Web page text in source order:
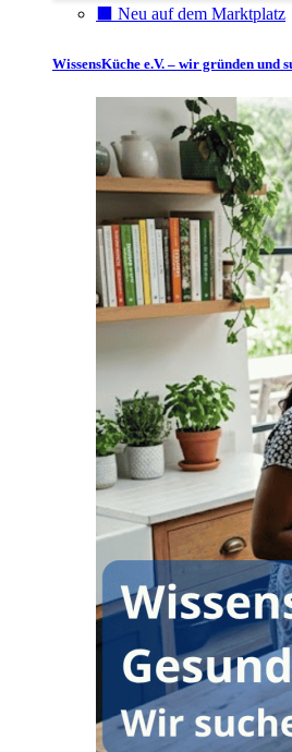
⬛️ Neu auf dem Marktplatz
WissensKüche e.V. – wir gründen